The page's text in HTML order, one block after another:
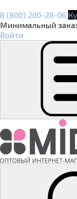
8 (800) 200-28-06
Минимальный
Войти